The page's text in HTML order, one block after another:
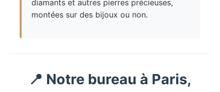
diamants et autres pierres précieuses,
montées sur des bijoux ou non.
📍 Notre bureau à Paris,